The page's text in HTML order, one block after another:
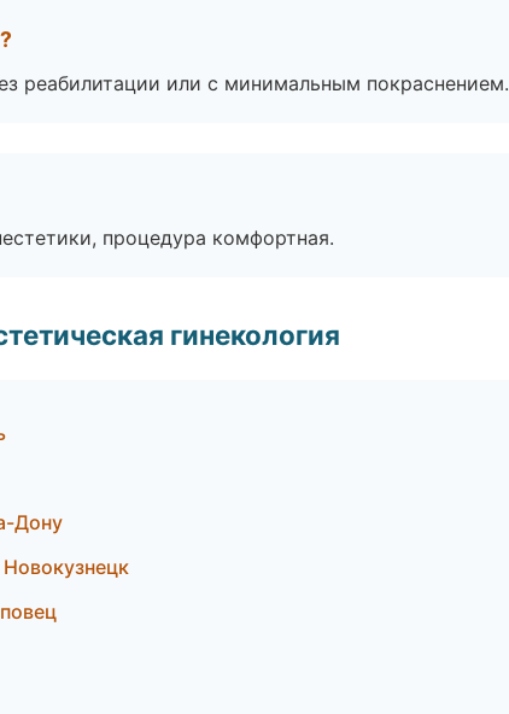
реабилитации или с минимальным покраснением.
процедура комфортная.
гинекология
Дону